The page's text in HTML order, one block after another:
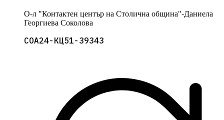
О-л "Контактен център на Столична община"-Даниела
Георгиева Соколова
СОА24-КЦ51-39343